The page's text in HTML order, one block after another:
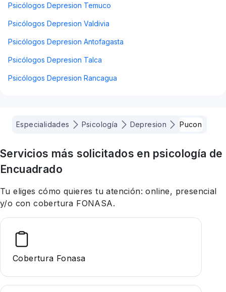
Psicólogos Depresion Temuco
Psicólogos Depresion Valdivia
Psicólogos Depresion Antofagasta
Psicólogos Depresion Talca
Psicólogos Depresion Rancagua
Especialidades Psicología Depresion Pucon
Servicios más solicitados en psicología de
Encuadrado
Tu eliges cómo quieres tu atención: online, presencial
y/o con cobertura FONASA.
Cobertura Fonasa